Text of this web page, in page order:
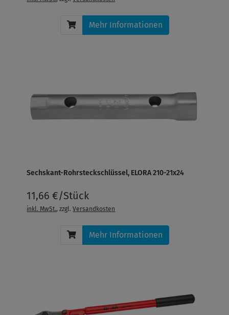
Mehr Informationen
Sechskant-Rohrsteckschlüssel, ELORA 210-21x24
11,66 €/Stück
inkl. MwSt., zzgl.Versandkosten
Mehr Informationen